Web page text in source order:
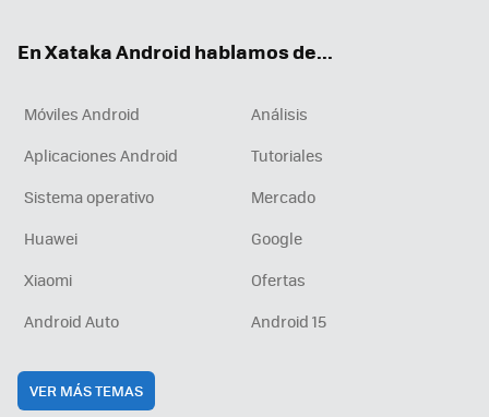
En Xataka Android hablamos de...
Móviles Android
Análisis
Aplicaciones Android
Tutoriales
Sistema operativo
Mercado
Huawei
Google
Xiaomi
Ofertas
Android Auto
Android 15
VER MÁS TEMAS